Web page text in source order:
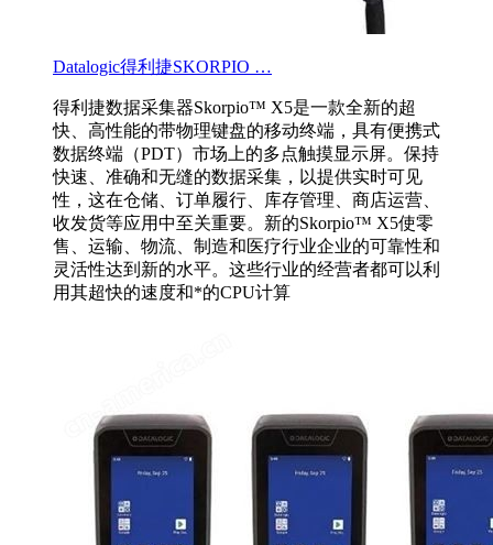
Datalogic得利捷SKORPIO …
得利捷数据采集器Skorpio™ X5是一款全新的超
快、高性能的带物理键盘的移动终端，具有便携式
数据终端（PDT）市场上的多点触摸显示屏。保持
快速、准确和无缝的数据采集，以提供实时可见
性，这在仓储、订单履行、库存管理、商店运营、
收发货等应用中至关重要。新的Skorpio™ X5使零
售、运输、物流、制造和医疗行业企业的可靠性和
灵活性达到新的水平。这些行业的经营者都可以利
用其超快的速度和*的CPU计算